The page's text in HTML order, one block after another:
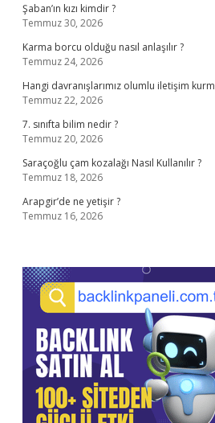
Şaban’ın kızı kimdir ?
Temmuz 30, 2026
Karma borcu olduğu nasıl anlaşılır ?
Temmuz 24, 2026
Hangi davranışlarımız olumlu iletişim
Temmuz 22, 2026
7. sınıfta bilim nedir ?
Temmuz 20, 2026
Saraçoğlu çam kozalağı Nasıl Kullanılır ?
Temmuz 18, 2026
Arapgir’de ne yetişir ?
Temmuz 16, 2026